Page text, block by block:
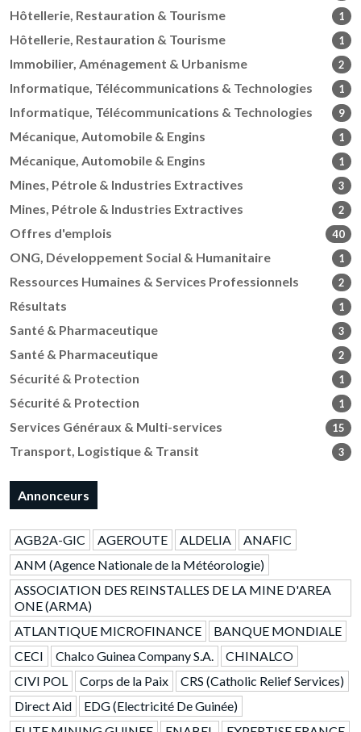
Hôtellerie, Restauration & Tourisme 1
Hôtellerie, Restauration & Tourisme 1
Immobilier, Aménagement & Urbanisme 2
Informatique, Télécommunications & Technologies 1
Informatique, Télécommunications & Technologies 9
Mécanique, Automobile & Engins 1
Mécanique, Automobile & Engins 1
Mines, Pétrole & Industries Extractives 3
Mines, Pétrole & Industries Extractives 2
Offres d'emplois 40
ONG, Développement Social & Humanitaire 1
Ressources Humaines & Services Professionnels 2
Résultats 1
Santé & Pharmaceutique 3
Santé & Pharmaceutique 2
Sécurité & Protection 1
Sécurité & Protection 1
Services Généraux & Multi-services 15
Transport, Logistique & Transit 3
Annonceurs
AGB2A-GIC AGEROUTE ALDELIA
ANAFIC
ANM (Agence Nationale de la Météorologie)
ASSOCIATION DES REINSTALLES DE LA MINE D'AREA
ONE (ARMA)
ATLANTIQUE MICROFINANCE
BANQUE MONDIALE
CECI
Chalco Guinea Company S.A.
CHINALCO
CIVI POL
Corps de la Paix
CRS (Catholic Relief Services)
Direct Aid
EDG (Electricité De Guinée)